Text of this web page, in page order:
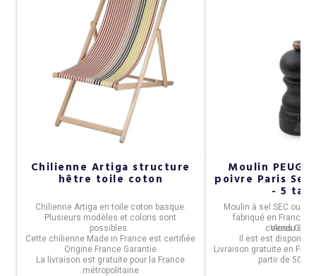
Chilienne Artiga structure
hêtre toile coton
Chilienne Artiga en toile coton basque.
Plusieurs modèles et coloris sont
possibles.
Cette chilienne Made in France est certifiée
Origine France Garantie
La livraison est gratuite pour la France
métropolitaine
Moulin
poivre Paris
- 5
Moulin à sel SEC ou
fabriqué en France
coloris
Vendu à
Il est est
Livraison gratuite en
partir de 50€